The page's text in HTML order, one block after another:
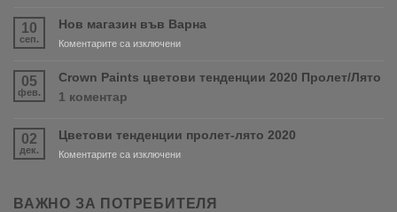
продуктите
RONSEAL
PURDY!
10
сеп.
Нов магазин във Варна
Коментарите са изключениза
05
фев.
Crown Paints цветови тенденции 2020 Пролет/Лято
1 коментар
цветови
тенденции
Лято
02
дек.
Цветови тенденции пролет-лято 2020
Коментарите са изключениза
пролет-
ВАЖНО ЗА ПОТРЕБИТЕЛЯ